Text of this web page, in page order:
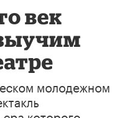
век
молодежном